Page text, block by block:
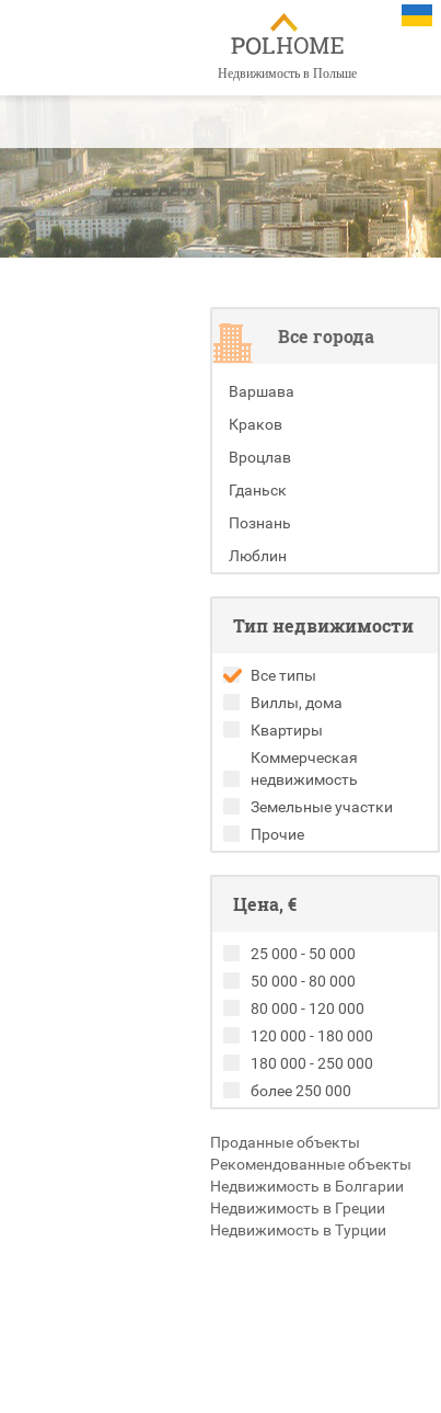
Недвижимость в Польше
Все города
Варшава
Краков
Вроцлав
Гданьск
Познань
Люблин
Тип недвижимости
Все типы
Виллы, дома
Квартиры
Коммерческая
недвижимость
Земельные участки
Прочие
Цена, €
25 000 - 50 000
50 000 - 80 000
80 000 - 120 000
120 000 - 180 000
180 000 - 250 000
более 250 000
Проданные объекты
Рекомендованные объекты
Недвижимость в Болгарии
Недвижимость в Греции
Недвижимость в Турции